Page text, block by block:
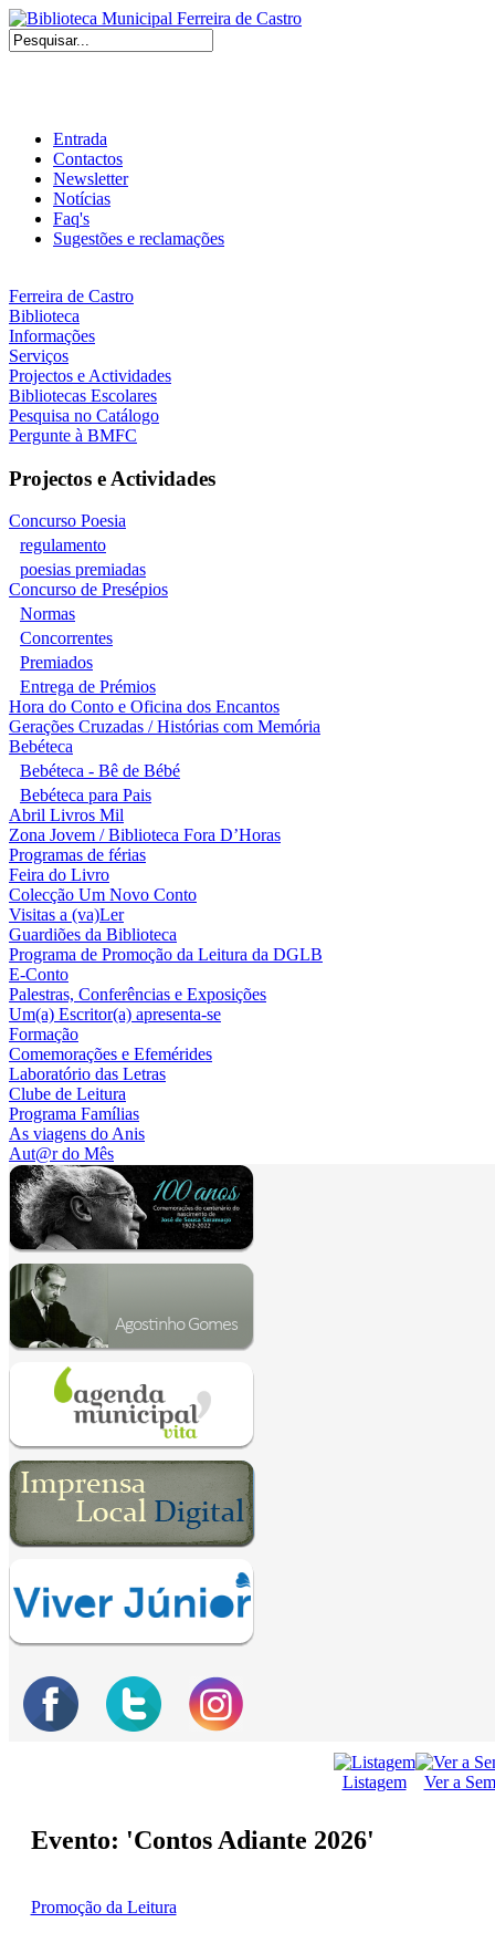
Entrada
Contactos
Newsletter
Notícias
Faq's
Sugestões e reclamações
Ferreira de Castro
Biblioteca
Informações
Serviços
Projectos e Actividades
Bibliotecas Escolares
Pesquisa no Catálogo
Pergunte à BMFC
Projectos e Actividades
Concurso Poesia
regulamento
poesias premiadas
Concurso de Presépios
Normas
Concorrentes
Premiados
Entrega de Prémios
Hora do Conto e Oficina dos Encantos
Gerações Cruzadas / Histórias com Memória
Bebéteca
Bebéteca - Bê de Bébé
Bebéteca para Pais
Abril Livros Mil
Zona Jovem / Biblioteca Fora D’Horas
Programas de férias
Feira do Livro
Colecção Um Novo Conto
Visitas a (va)Ler
Guardiões da Biblioteca
Programa de Promoção da Leitura da DGLB
E-Conto
Palestras, Conferências e Exposições
Um(a) Escritor(a) apresenta-se
Formação
Comemorações e Efemérides
Laboratório das Letras
Clube de Leitura
Programa Famílias
As viagens do Anis
Aut@r do Mês
Listagem Ver a
Evento: 'Contos Adiante 2026'
Promoção da Leitura